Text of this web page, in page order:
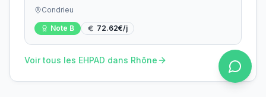
Condrieu
Note B 72.62€/j
Voir tous les EHPAD dans Rhône